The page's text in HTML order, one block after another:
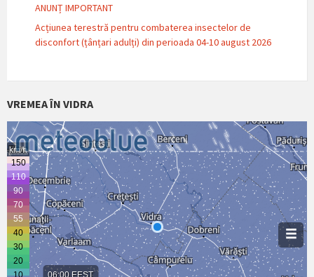
ANUNȚ IMPORTANT
Acțiunea terestră pentru combaterea insectelor de
disconfort (țânțari adulți) din perioada 04-10 august 2026
VREMEA ÎN VIDRA